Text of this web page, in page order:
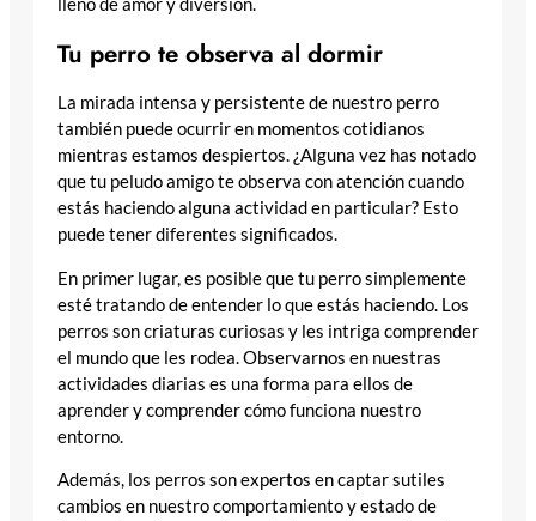
lleno de amor y diversión.
Tu perro te observa al dormir
La mirada intensa y persistente de nuestro perro
también puede ocurrir en momentos cotidianos
mientras estamos despiertos. ¿Alguna vez has notado
que tu peludo amigo te observa con atención cuando
estás haciendo alguna actividad en particular? Esto
puede tener diferentes significados.
En primer lugar, es posible que tu perro simplemente
esté tratando de entender lo que estás haciendo. Los
perros son criaturas curiosas y les intriga comprender
el mundo que les rodea. Observarnos en nuestras
actividades diarias es una forma para ellos de
aprender y comprender cómo funciona nuestro
entorno.
Además, los perros son expertos en captar sutiles
cambios en nuestro comportamiento y estado de